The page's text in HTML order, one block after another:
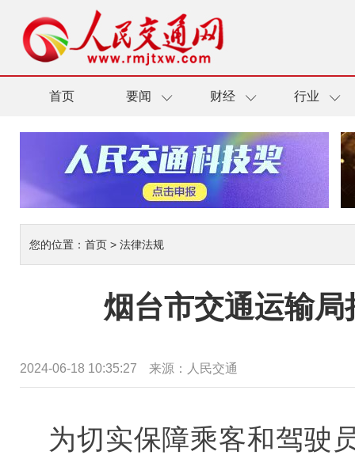
首页 要闻 财经 行业
您的位置： 首页 > 法律法规
烟台市交通运输
2024-06-18 10:35:27 来源： 人民交通
为切实保障乘客和驾驶